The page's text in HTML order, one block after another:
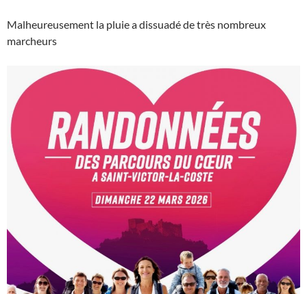
Malheureusement la pluie a dissuadé de très nombreux
marcheurs